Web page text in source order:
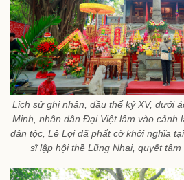
Lịch sử ghi nhận, đầu thế kỷ XV, dưới
Minh, nhân dân Đại Việt lâm vào cảnh
dân tộc, Lê Lợi đã phất cờ khởi nghĩa
sĩ lập hội thề Lũng Nhai, quyết